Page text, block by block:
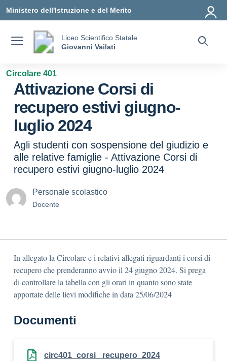
Ministero dell'Istruzione e del Merito
Liceo Scientifico Statale
Giovanni Vailati
Circolare 401
Attivazione Corsi di
recupero estivi giugno-
luglio 2024
Agli studenti con sospensione del giudizio e
alle relative famiglie - Attivazione Corsi di
recupero estivi giugno-luglio 2024
Personale scolastico
Docente
In allegato la Circolare e i relativi allegati riguardanti i corsi di
recupero che prenderanno avvio il 24 giugno 2024. Si prega
di controllare la tabella con gli orari in quanto sono state
apportate delle lievi modifiche in data 25/06/2024
Documenti
circ401_corsi _recupero_2024